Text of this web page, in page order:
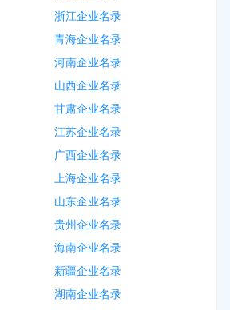
浙江企业名录
青海企业名录
河南企业名录
山西企业名录
甘肃企业名录
江苏企业名录
广西企业名录
上海企业名录
山东企业名录
贵州企业名录
海南企业名录
新疆企业名录
湖南企业名录